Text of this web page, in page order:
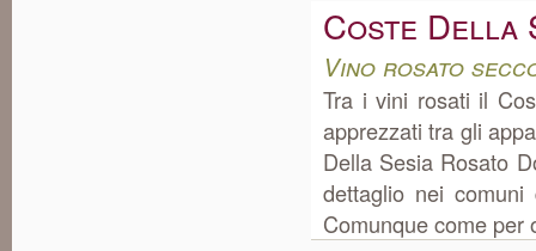
Coste Della
Vino rosato
Tra i vini rosati il
apprezzati tra gli
Della Sesia Rosato
dettaglio nei
Comunque come per